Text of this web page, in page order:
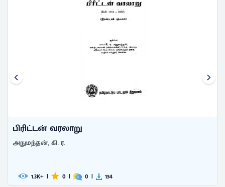
பிரிட்டன் வரலாறு
அநுமந்தன், கி. ர.
2.4K+ | 0 | 0 |